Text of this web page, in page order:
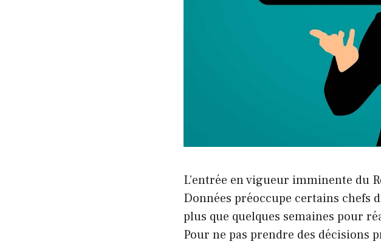
L’entrée en vigueur imminente du
Données préoccupe certains chefs
plus que quelques semaines pour
Pour ne pas prendre des décisions